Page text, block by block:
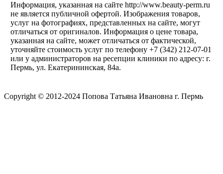
Информация, указанная на сайте http://www.beauty-perm.ru
не является публичной офертой. Изображения товаров,
услуг на фотографиях, представленных на сайте, могут
отличаться от оригиналов. Информация о цене товара,
указанная на сайте, может отличаться от фактической,
уточняйте стоимость услуг по телефону +7 (342) 212-07-01
или у администраторов на ресепции клиники по адресу: г.
Пермь, ул. Екатерининская, 84а.
Copyright © 2012-2024 Попова Татьяна Ивановна г. Пермь